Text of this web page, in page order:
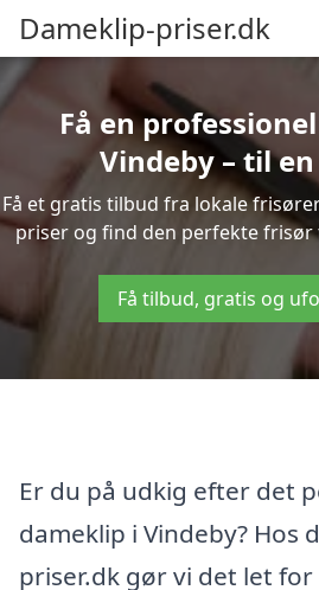
Dameklip-priser.dk
Få en
Vindeby – til
Få et gratis tilbud fra lokale
priser og find den perfekte
Få tilbud, gratis og
Er du på udkig efter det
dameklip i Vindeby? Hos
priser.dk gør vi det let